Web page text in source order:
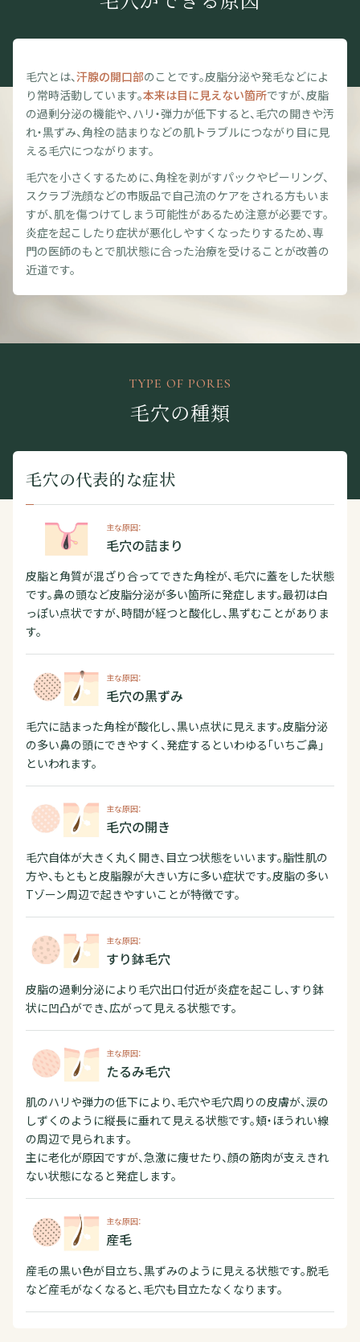
毛穴とは、汗腺の開口部のことです。皮脂分泌や発毛などによ
り常時活動しています。本来は目に見えない箇所ですが、皮脂
の過剰分泌の機能や、ハリ・弾力が低下すると、毛穴の開きや汚
れ・黒ずみ、角栓の詰まりなどの肌トラブルにつながり目に見
える毛穴につながります。
毛穴を小さくするために、角栓を剥がすパックやピーリング、
スクラブ洗顔などの市販品で自己流のケアをされる方もいま
すが、肌を傷つけてしまう可能性があるため注意が必要です。
炎症を起こしたり症状が悪化しやすくなったりするため、専
門の医師のもとで肌状態に合った治療を受けることが改善の
近道です。
TYPE OF PORES
毛穴の種類
毛穴の代表的な症状
主な原因：
毛穴の詰まり
皮脂と角質が混ざり合ってできた角栓が、毛穴に蓋をした状態
です。鼻の頭など皮脂分泌が多い箇所に発症します。最初は白
っぽい点状ですが、時間が経つと酸化し、黒ずむことがありま
す。
主な原因：
毛穴の黒ずみ
毛穴に詰まった角栓が酸化し、黒い点状に見えます。皮脂分泌
の多い鼻の頭にできやすく、発症するといわゆる「いちご鼻」
といわれます。
主な原因：
毛穴の開き
毛穴自体が大きく丸く開き、目立つ状態をいいます。脂性肌の
方や、もともと皮脂腺が大きい方に多い症状です。皮脂の多い
Tゾーン周辺で起きやすいことが特徴です。
主な原因：
すり鉢毛穴
皮脂の過剰分泌により毛穴出口付近が炎症を起こし、すり鉢
状に凹凸ができ、広がって見える状態です。
主な原因：
たるみ毛穴
肌のハリや弾力の低下により、毛穴や毛穴周りの皮膚が、涙の
しずくのように縦長に垂れて見える状態です。頬・ほうれい線
の周辺で見られます。
主に老化が原因ですが、急激に痩せたり、顔の筋肉が支えきれ
ない状態になると発症します。
主な原因：
産毛
産毛の黒い色が目立ち、黒ずみのように見える状態です。脱毛
など産毛がなくなると、毛穴も目立たなくなります。